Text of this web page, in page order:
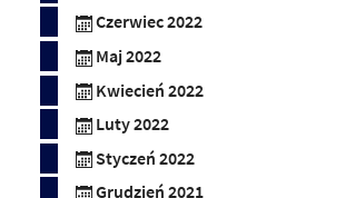
Czerwiec 2022
Maj 2022
Kwiecień 2022
Luty 2022
Styczeń 2022
Grudzień 2021